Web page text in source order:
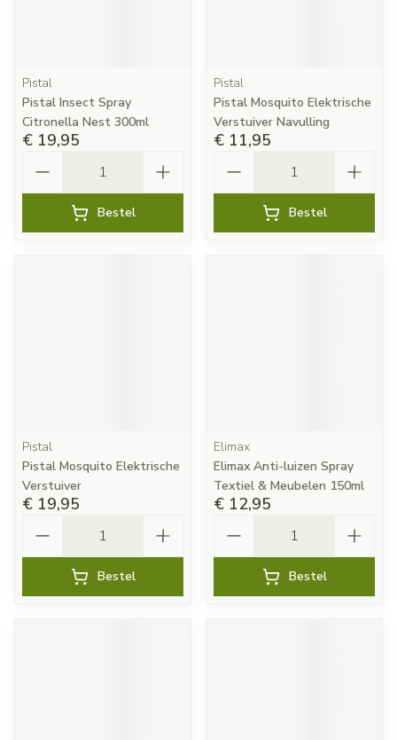
Pistal
Pistal Insect Spray
Citronella Nest 300ml
€ 19,95
Bestel
Pistal
Pistal Mosquito Elektrische
Verstuiver Navulling
€ 11,95
Bestel
Pistal
Pistal Mosquito Elektrische
Verstuiver
€ 19,95
Bestel
Elimax
Elimax Anti-luizen Spray
Textiel & Meubelen 150ml
€ 12,95
Bestel